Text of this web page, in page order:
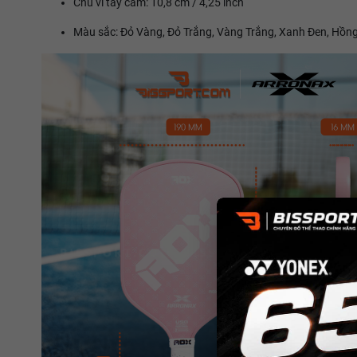
Màu sắc: Đỏ Vàng, Đỏ Trắng, Vàng Trắng, Xanh Đen,